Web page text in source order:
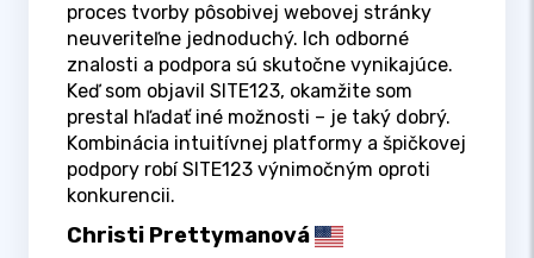
proces tvorby pôsobivej webovej stránky
neuveriteľne jednoduchý. Ich odborné
znalosti a podpora sú skutočne vynikajúce.
Keď som objavil SITE123, okamžite som
prestal hľadať iné možnosti – je taký dobrý.
Kombinácia intuitívnej platformy a špičkovej
podpory robí SITE123 výnimočným oproti
konkurencii.
Christi Prettymanová